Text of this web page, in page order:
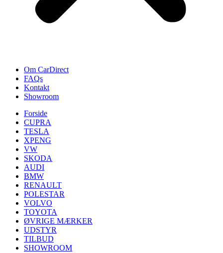
Om CarDirect
FAQs
Kontakt
Showroom
Forside
CUPRA
TESLA
XPENG
VW
SKODA
AUDI
BMW
RENAULT
POLESTAR
VOLVO
TOYOTA
ØVRIGE MÆRKER
UDSTYR
TILBUD
SHOWROOM